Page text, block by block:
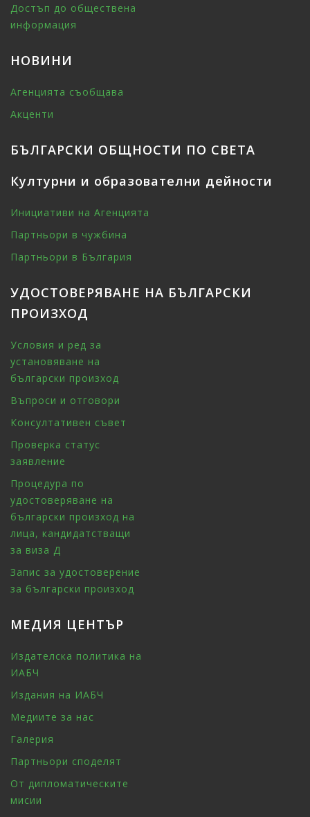
Достъп до обществена
информация
НОВИНИ
Агенцията съобщава
Акценти
БЪЛГАРСКИ ОБЩНОСТИ ПО СВЕТА
Културни и образователни дейности
Инициативи на Агенцията
Партньори в чужбина
Партньори в България
УДОСТОВЕРЯВАНЕ НА БЪЛГАРСКИ
ПРОИЗХОД
Условия и ред за
установяване на
български произход
Въпроси и отговори
Консултативен съвет
Проверка статус
заявление
Процедура по
удостоверяване на
български произход на
лица, кандидатстващи
за виза Д
Запис за удостоверение
за български произход
МЕДИЯ ЦЕНТЪР
Издателска политика на
ИАБЧ
Издания на ИАБЧ
Медиите за нас
Галерия
Партньори споделят
От дипломатическите
мисии